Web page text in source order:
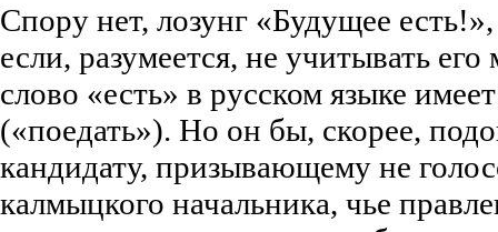
Спору нет, лозунг «Будущее
если, разумеется, не учитывать
слово «есть» в русском языке
(«поедать»). Но он бы, скорее,
кандидату, призывающему не
калмыцкого начальника, чье